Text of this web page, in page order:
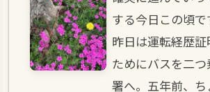
する今日この頃で
昨日は運転経歴
ためにバスを二
署へ。五年前、